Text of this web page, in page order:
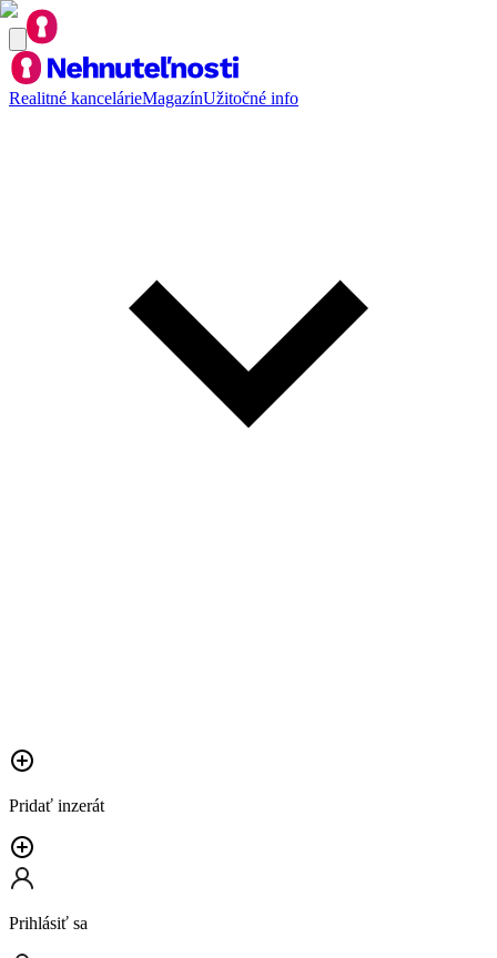
Realitné kancelárieMagazínUžitočné info
Pridať inzerát
Prihlásiť sa